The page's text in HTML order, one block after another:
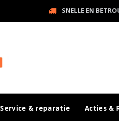
SNELLE EN
Service & reparatie Acties &